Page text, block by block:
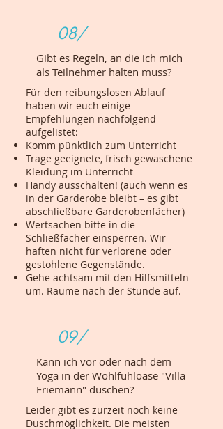
08/
Gibt es Regeln, an die ich mich
als Teilnehmer halten muss?
Für den reibungslosen Ablauf
haben wir euch einige
Empfehlungen nachfolgend
aufgelistet:
Komm pünktlich zum Unterricht
Trage geeignete, frisch gewaschene
Kleidung im Unterricht
Handy ausschalten! (auch wenn es
in der Garderobe bleibt – es gibt
abschließbare Garderobenfächer)
Wertsachen bitte in die
Schließfächer einsperren. Wir
haften nicht für verlorene oder
gestohlene Gegenstände.
Gehe achtsam mit den Hilfsmitteln
um. Räume nach der Stunde auf.
09/
Kann ich vor oder nach dem
Yoga in der Wohlfühloase "Villa
Friemann" duschen?
Leider gibt es zurzeit noch keine
Duschmöglichkeit. Die meisten